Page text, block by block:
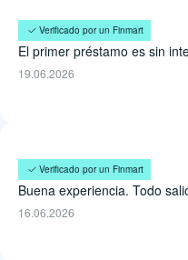
Juana Lemus
El primer préstamo es sin
19.06.2026
Verificado por un Finmart
Tirso Rodarte
Buena experiencia. Todo
16.06.2026
Verificado por un Finmart